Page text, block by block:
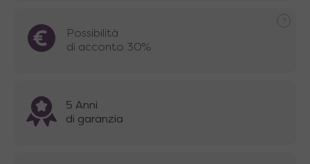
Possibilità
di acconto 30%
5 Anni
di garanzia